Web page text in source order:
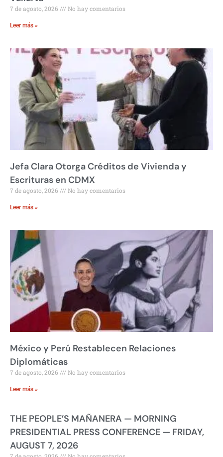
7 de agosto, 2026 No hay comentarios
Leer más »
Jefa Clara Otorga Créditos de Vivienda y
Escrituras en CDMX
7 de agosto, 2026 No hay comentarios
Leer más »
México y Perú Restablecen Relaciones
Diplomáticas
7 de agosto, 2026 No hay comentarios
Leer más »
THE PEOPLE’S MAÑANERA — MORNING
PRESIDENTIAL PRESS CONFERENCE — FRIDAY,
AUGUST 7, 2026